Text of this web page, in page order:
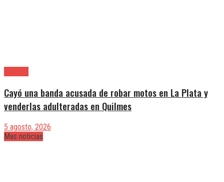
Cayó una banda acusada de robar motos en La Plata y
venderlas adulteradas en Quilmes
5 agosto, 2026
Mas noticias